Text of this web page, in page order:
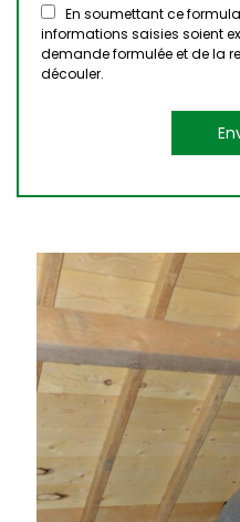
En soumettant ce
informations saisies soient
demande formulée et de la
découler.